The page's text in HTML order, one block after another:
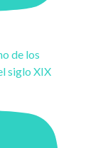
de los
siglo XIX